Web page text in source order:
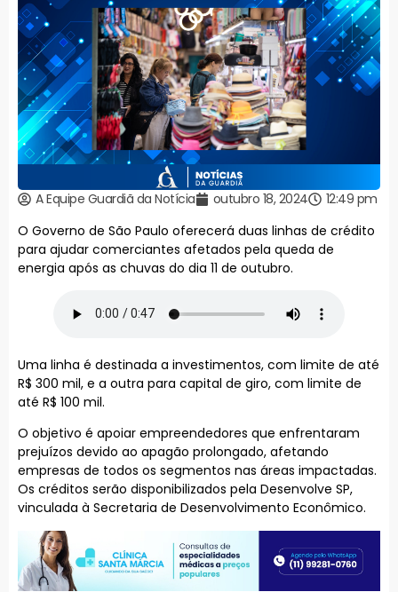
A Equipe Guardiã da Notícia outubro 18, 2024
12:49 pm
O Governo de São Paulo oferecerá duas linhas de crédito
para ajudar comerciantes afetados pela queda de
energia após as chuvas do dia 11 de outubro.
Uma linha é destinada a investimentos, com limite de até
R$ 300 mil, e a outra para capital de giro, com limite de
até R$ 100 mil.
O objetivo é apoiar empreendedores que enfrentaram
prejuízos devido ao apagão prolongado, afetando
empresas de todos os segmentos nas áreas impactadas.
Os créditos serão disponibilizados pela Desenvolve SP,
vinculada à Secretaria de Desenvolvimento Econômico.